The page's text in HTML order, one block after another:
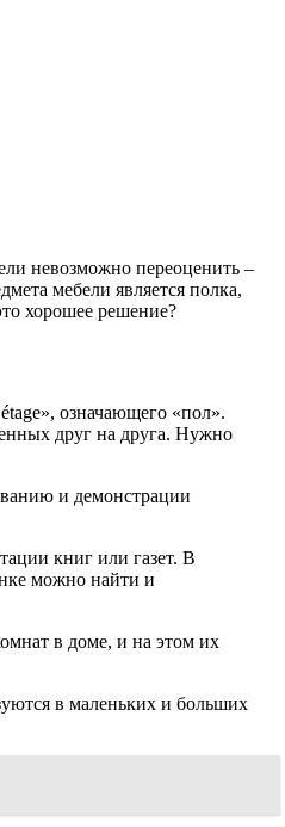
невозможно переоценить –
мебели является полка,
хорошее решение?
означающего «пол».
друг на друга. Нужно
и демонстрации
книг или газет. В
можно найти и
в доме, и на этом их
в маленьких и больших